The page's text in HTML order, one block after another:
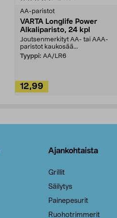
AA-paristot
VARTA Longlife Power
Alkaliparisto, 24 kpl
Joutsenmerkityt AA- tai AAA-
paristot kaukosää...
Tyyppi: AA/LR6
12,99
Ajankohtaista
Grillit
Säilytys
Painepesurit
Ruohotrimmerit